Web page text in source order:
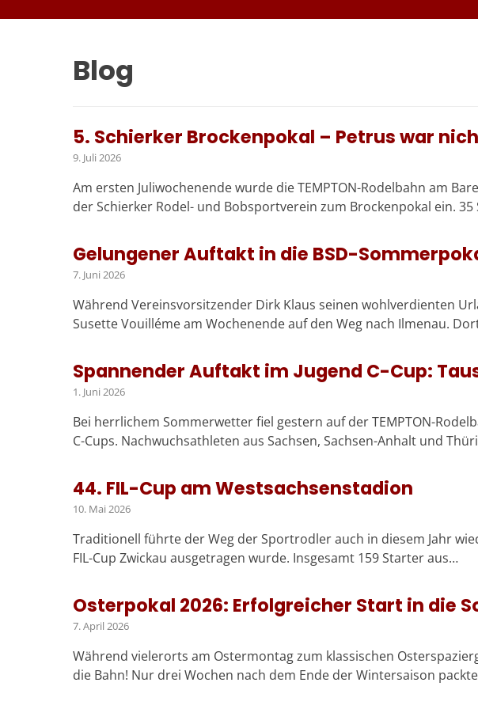
Blog
5. Schierker Brockenpokal – Petrus war
9. Juli 2026
Am ersten Juliwochenende wurde die TEMPTON-Rodelbahn am
der Schierker Rodel- und Bobsportverein zum Brockenpokal ein.
Gelungener Auftakt in die BSD-
7. Juni 2026
Während Vereinsvorsitzender Dirk Klaus seinen wohlverdienten
Susette Vouilléme am Wochenende auf den Weg nach Ilmenau.
Spannender Auftakt im Jugend C-Cup:
1. Juni 2026
Bei herrlichem Sommerwetter fiel gestern auf der TEMPTON-
C-Cups. Nachwuchsathleten aus Sachsen, Sachsen-Anhalt und
44. FIL-Cup am Westsachsenstadion
10. Mai 2026
Traditionell führte der Weg der Sportrodler auch in diesem Jahr
FIL-Cup Zwickau ausgetragen wurde. Insgesamt 159 Starter aus…
Osterpokal 2026: Erfolgreicher Start in die
7. April 2026
Während vielerorts am Ostermontag zum klassischen
die Bahn! Nur drei Wochen nach dem Ende der Wintersaison